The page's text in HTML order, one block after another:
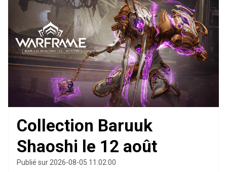
Collection Baruuk
Shaoshi le 12 août
Publié sur 2026-08-05 11:02:00